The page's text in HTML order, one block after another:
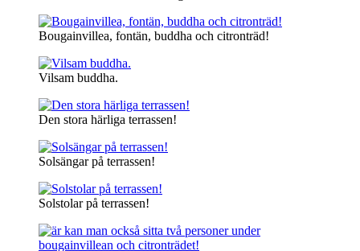
Bougainvillea, fontän, buddha och citronträd!
Vilsam buddha.
Den stora härliga terrassen!
Solsängar på terrassen!
Solstolar på terrassen!